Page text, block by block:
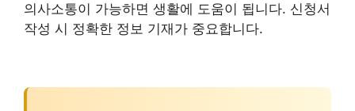
의사소통이 가능하면 생활에 도움이 됩니다. 신청서
작성 시 정확한 정보 기재가 중요합니다.